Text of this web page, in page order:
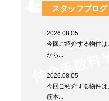
スタッフブログ
2026.08.05
今回ご紹介する物件は
から...
2026.08.05
今回ご紹介する物件
筋本...